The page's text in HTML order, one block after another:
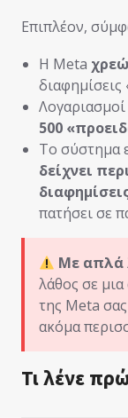
Επιπλέον,
Η Meta
500
Το σύστημα
δείχνει
πατήσει σε
Με απλά
λάθος σε
της Meta
ακόμα
Τι λένε